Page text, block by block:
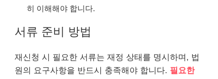
히 이해해야 합니다.
서류 준비 방법
재신청 시 필요한 서류는 재정 상태를 명시하며, 법
원의 요구사항을 반드시 충족해야 합니다. 필요한